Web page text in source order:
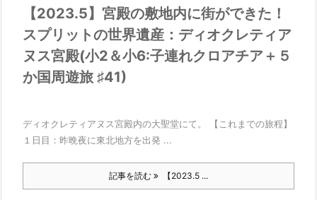
【2023.5】宮殿の敷地内に街ができた！
スプリットの世界遺産：ディオクレティア
ヌス宮殿(小2＆小6:子連れクロアチア＋５
か国周遊旅 ♯41)
ディオクレティアヌス宮殿内の大聖堂にて。 【これまでの旅程】
１日目：昨晩夜に東北地方を出発 ...
記事を読む 【2023.5 ...